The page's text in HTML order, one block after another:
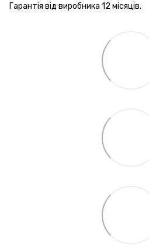
Гарантія від виробника 12 місяців.